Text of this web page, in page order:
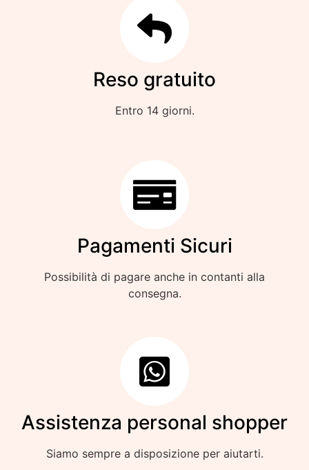
Reso gratuito
Entro 14 giorni.
Pagamenti Sicuri
Possibilità di pagare anche in contanti alla
consegna.
Assistenza personal shopper
Siamo sempre a disposizione per aiutarti.